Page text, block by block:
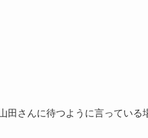
さんに待つように言っている